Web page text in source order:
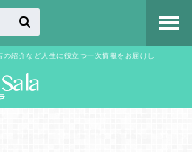
紹介など人生に役立つ一次情報をお届けし